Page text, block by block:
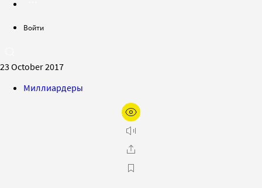
Войти
23 October 2017
Миллиардеры